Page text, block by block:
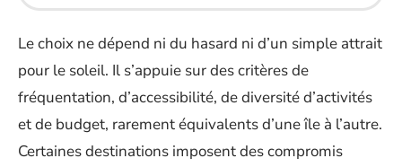
Le choix ne dépend ni du hasard ni d’un simple attrait
pour le soleil. Il s’appuie sur des critères de
fréquentation, d’accessibilité, de diversité d’activités
et de budget, rarement équivalents d’une île à l’autre.
Certaines destinations imposent des compromis